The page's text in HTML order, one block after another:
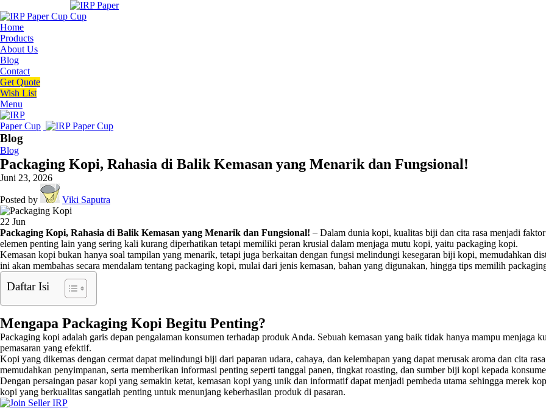
Home
Products
About Us
Blog
Contact
Get Quote
Wish List
Menu
Blog
Blog
Packaging Kopi, Rahasia di Balik Kemasan yang Menarik dan Fungsional!
Juni 23, 2026
Posted by Viki Saputra
22 Jun
Packaging Kopi, Rahasia di Balik Kemasan yang Menarik dan Fungsional! – Dalam dunia kopi, kualitas biji dan cita rasa menjadi
elemen penting lain yang sering kali kurang diperhatikan tetapi memiliki peran krusial dalam menjaga mutu kopi, yaitu packaging kopi.
Kemasan kopi bukan hanya soal tampilan yang menarik, tetapi juga berkaitan dengan fungsi melindungi kesegaran biji kopi, memudahkan
ini akan membahas secara mendalam tentang packaging kopi, mulai dari jenis kemasan, bahan yang digunakan, hingga tips memilih
Daftar Isi
Mengapa Packaging Kopi Begitu Penting?
Packaging kopi adalah garis depan pengalaman konsumen terhadap produk Anda. Sebuah kemasan yang baik tidak hanya mampu menjaga
pemasaran yang efektif.
Kopi yang dikemas dengan cermat dapat melindungi biji dari paparan udara, cahaya, dan kelembapan yang dapat merusak aroma dan cita
memudahkan penyimpanan, serta memberikan informasi penting seperti tanggal panen, tingkat roasting, dan sumber biji kopi kepada
Dengan persaingan pasar kopi yang semakin ketat, kemasan kopi yang unik dan informatif dapat menjadi pembeda utama sehingga merek
kopi yang berkualitas sangatlah penting untuk menunjang keberhasilan produk di pasaran.